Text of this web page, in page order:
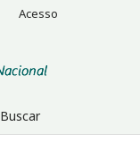
Buscar
Acesso